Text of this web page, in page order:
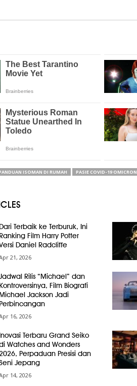
ISOMAN DI RUMAH PASIE COVID-19 OMICRON
Terbaik ke Terburuk, Ini
Film Harry Potter
Daniel Radcliffe
21, 2026
Rilis “Michael” dan
Film Biografi
Jackson Jadi
16, 2026
Terbaru Grand Seiko
Watches and Wonders
2026, Perpaduan Presisi dan
Jepang
14, 2026